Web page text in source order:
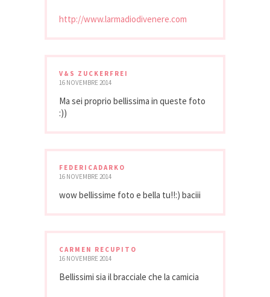
http://www.larmadiodivenere.com
V&S ZUCKERFREI
16 NOVEMBRE 2014
Ma sei proprio bellissima in queste foto
:))
FEDERICADARKO
16 NOVEMBRE 2014
wow bellissime foto e bella tu!!:) baciii
CARMEN RECUPITO
16 NOVEMBRE 2014
Bellissimi sia il bracciale che la camicia